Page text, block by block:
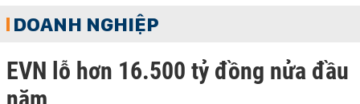
DOANH NGHIỆP
EVN lỗ hơn 16.500 tỷ đồng nửa đầu